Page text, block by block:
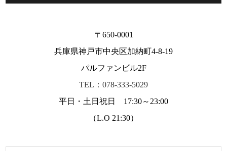
〒650-0001
兵庫県神戸市中央区加納町4-8-19
パルファンビル2F
TEL：078-333-5029
平日・土日祝日 17:30～23:00
（L.O 21:30）